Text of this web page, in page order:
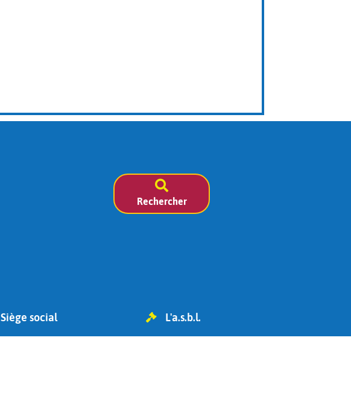
Rechercher
Siège social L'a.s.b.l.